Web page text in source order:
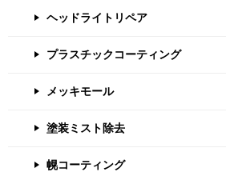
ヘッドライトリペア
プラスチックコーティング
メッキモール
塗装ミスト除去
幌コーティング